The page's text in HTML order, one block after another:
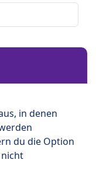
in denen
du die Option